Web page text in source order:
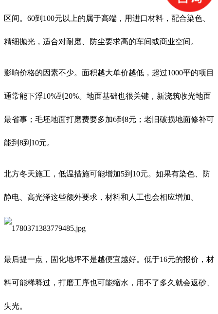
区间。60到100元以上的属于高端，用进口材料，配合染色、
精细抛光，适合对耐磨、防尘要求高的车间或商业空间。
影响价格的因素不少。面积越大单价越低，超过1000平的项目
通常能下浮10%到20%。地面基础也很关键，新浇筑收光地面
最省事；毛坯地面打磨费要多加6到8元；老旧破损地面修补可
能到8到10元。
北方冬天施工，低温措施可能增加5到10元。如果有染色、防
静电、高光泽这些额外要求，材料和人工也会相应增加。
最后提一点，固化地坪不是越便宜越好。低于16元的报价，材
料可能稀释过，打磨工序也可能缩水，用不了多久就会返砂、
失光。